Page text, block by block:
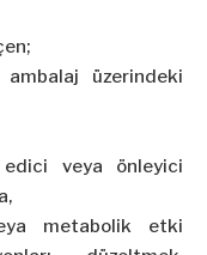
üzerindeki
edici veya önleyici
metabolik etki